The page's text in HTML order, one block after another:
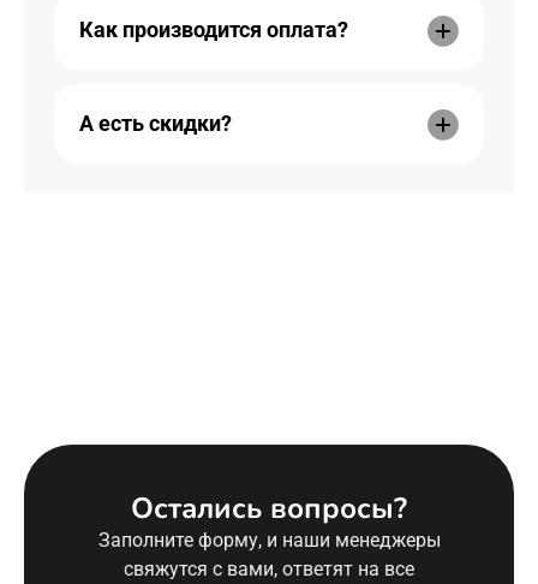
Как производится оплата?
А есть скидки?
Остались вопросы?
Заполните форму, и наши менеджеры
свяжутся с вами, ответят на все